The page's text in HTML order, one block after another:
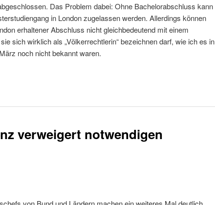
Das Problem dabei: Ohne Bachelorabschluss kann
in London zugelassen werden. Allerdings können
erhaltener Abschluss nicht gleichbedeutend mit einem
sich wirklich als „Völkerrechtlerin“ bezeichnen darf, wie ich es in
noch nicht bekannt waren.
verweigert notwendigen